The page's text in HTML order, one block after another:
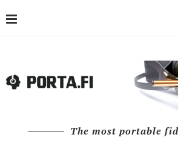
The most portable